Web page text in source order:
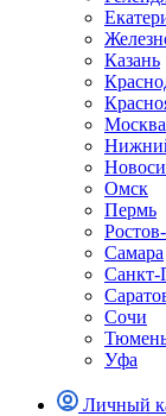
Казань
Москва
Омск
Пермь
Самара
Санкт-
Сочи
Уфа
Личный